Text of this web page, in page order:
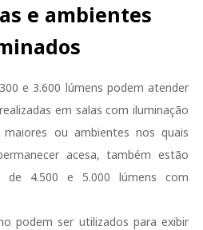
e ambientes
e 3.600 lúmens podem atender
em salas com iluminação
maiores ou ambientes nos quais
acesa, também estão
de 4.500 e 5.000 lúmens com
podem ser utilizados para exibir